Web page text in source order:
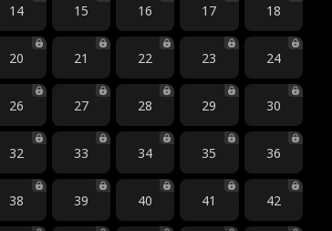
14 15 16 17 18
20 21 22 23 24
26 27 28 29 30
32 33 34 35 36
38 39 40 41 42